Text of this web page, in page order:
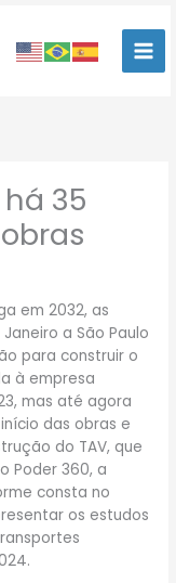
35
em 2032, as
a São Paulo
para construir o
à empresa
mas até agora
das obras e
do TAV, que
Poder 360, a
consta no
os estudos